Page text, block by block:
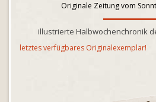
Originale Zeitung vom
illustrierte Halbwochenchronik
letztes verfügbares Originalexemplar!